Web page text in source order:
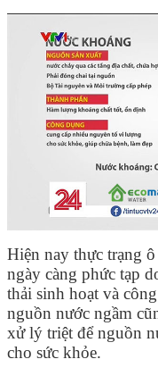
Hiện nay thực trạng
ngày càng phức tạp
thải sinh hoạt và
nguồn nước ngầm
xử lý triệt để nguồn
cho sức khỏe.